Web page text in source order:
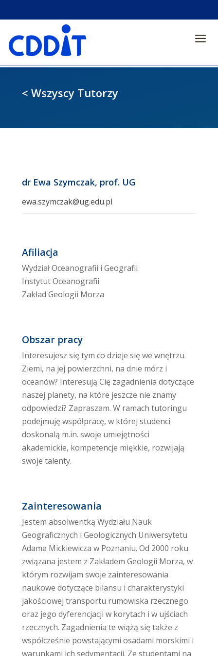
a
< Wszyscy Tutorzy
dr Ewa Szymczak, prof. UG
ewa.szymczak@ug.edu.pl
Afiliacja
Wydział Oceanografii i Geografii
Instytut Oceanografii
Zakład Geologii Morza
Obszar pracy
Interesujesz się tym co dzieje się we wnętrzu
Ziemi, na jej powierzchni, na dnie mórz i
oceanów? Interesują Cię zagadnienia dotyczące
naszej planety, na które jeszcze nie znamy
odpowiedzi? Zapraszam. W ramach tutoringu
podejmuję współpracę, w której studenci
doskonalą m.in. swoje umiejętności
akademickie, kompetencje miękkie, rozwijają
swoje talenty.
Zainteresowania
Jestem absolwentką Wydziału Nauk
Geograficznych i Geologicznych Uniwersytetu
Adama Mickiewicza w Poznaniu. Od 2000 roku
związana jestem z Zakładem Geologii Morza, w
którym rozwijam swoje zainteresowania
naukowe dotyczące bilansu i charakterystyki
jakościowej transportu rumowiska rzecznego
oraz jego dyferencjacji w korytach i w ujściach
rzecznych. Zagadnienia te wiążą się także z
współcześnie powstającymi osadami morskimi i
warunkami ich sedymentacji. Ze studentami na